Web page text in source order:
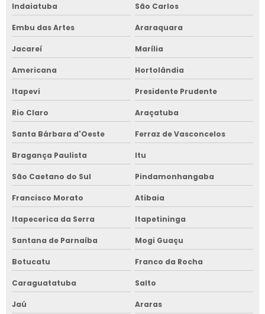
Indaiatuba São Carlos
Embu das Artes Araraquara
Jacareí Marília
Americana Hortolândia
Itapevi Presidente Prudente
Rio Claro Araçatuba
Santa Bárbara d'Oeste Ferraz de Vasconcelos
Bragança Paulista Itu
São Caetano do Sul Pindamonhangaba
Francisco Morato Atibaia
Itapecerica da Serra Itapetininga
Santana de Parnaíba Mogi Guaçu
Botucatu Franco da Rocha
Caraguatatuba Salto
Jaú Araras